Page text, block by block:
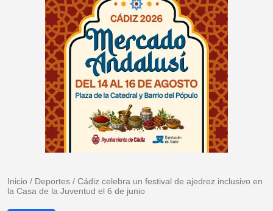
Inicio / Deportes / Cádiz celebra un festival de ajedrez inclusivo en
la Casa de la Juventud el 6 de junio